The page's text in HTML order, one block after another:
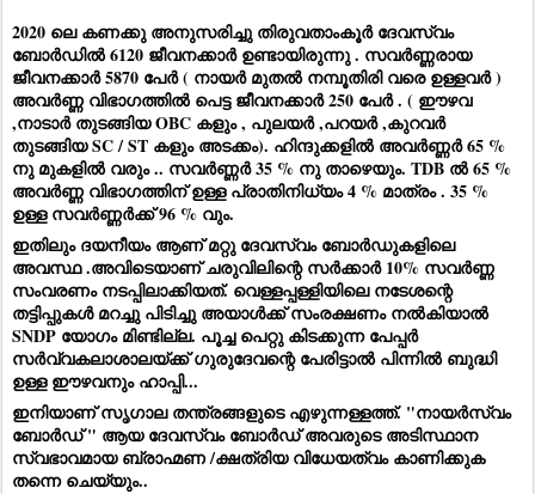
2020 ലെ കണക്കു അനുസരിച്ചു തിരുവതാംകൂർ ദേവസ്വം
ബോർഡിൽ 6120 ജീവനക്കാർ ഉണ്ടായിരുന്നു . സവർണ്ണരായ
ജീവനക്കാർ 5870 പേർ ( നായർ മുതൽ നമ്പൂതിരി വരെ ഉള്ളവർ )
അവർണ്ണ വിഭാഗത്തിൽ പെട്ട ജീവനക്കാർ 250 പേർ . ( ഈഴവ
,നാടാർ തുടങ്ങിയ OBC കളും , പുലയർ ,പറയർ ,കുറവർ
തുടങ്ങിയ SC / ST കളും അടക്കം). ഹിന്ദുക്കളിൽ അവർണ്ണർ 65 %
നു മുകളിൽ വരും .. സവർണ്ണർ 35 % നു താഴെയും. TDB ൽ 65 %
അവർണ്ണ വിഭാഗത്തിന് ഉള്ള പ്രാതിനിധ്യം 4 % മാത്രം . 35 %
ഉള്ള സവർണ്ണർക്ക് 96 % വും.
ഇതിലും ദയനീയം ആണ് മറ്റു ദേവസ്വം ബോർഡുകളിലെ
അവസ്ഥ .അവിടെയാണ് ചരുവിലിന്റെ സർക്കാർ 10% സവർണ്ണ
സംവരണം നടപ്പിലാക്കിയത്. വെള്ളപ്പള്ളിയിലെ നടേശന്റെ
തട്ടിപ്പുകൾ മറച്ചു പിടിച്ചു അയാൾക്ക്‌ സംരക്ഷണം നൽകിയാൽ
SNDP യോഗം മിണ്ടില്ല. പൂച്ച പെറ്റു കിടക്കുന്ന പേപ്പർ
സർവ്വകലാശാലയ്ക്ക് ഗുരുദേവന്റെ പേരിട്ടാൽ പിന്നിൽ ബുദ്ധി
ഉള്ള ഈഴവനും ഹാപ്പി...
ഇനിയാണ് സൃഗാല തന്ത്രങ്ങളുടെ എഴുന്നള്ളത്ത്. "നായർസ്വം
ബോർഡ് " ആയ ദേവസ്വം ബോർഡ് അവരുടെ അടിസ്ഥാന
സ്വഭാവമായ ബ്രാഹ്മണ /ക്ഷത്രിയ വിധേയത്വം കാണിക്കുക
തന്നെ ചെയ്യും..